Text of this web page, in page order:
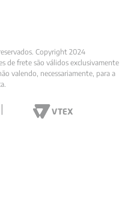
Copyright 2024
de frete são válidos exclusivamente
valendo, necessariamente, para a